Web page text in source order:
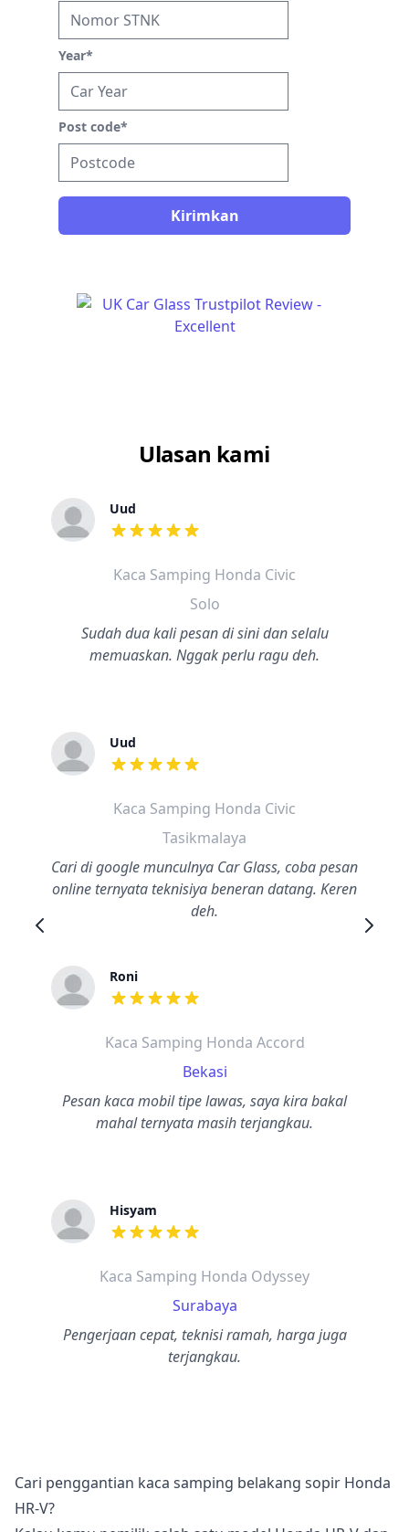
Year*
Post code*
Kirimkan
Ulasan kami
Uud
dari ulasan adalah bintang lima
Kaca Samping Honda Civic
Solo
Sudah dua kali pesan di sini dan selalu
memuaskan. Nggak perlu ragu deh.
Uud
dari ulasan adalah bintang lima
Kaca Samping Honda Civic
Tasikmalaya
Cari di google munculnya Car Glass, coba pesan
online ternyata teknisiya beneran datang. Keren
deh.
Roni
dari ulasan adalah bintang lima
Kaca Samping Honda Accord
Bekasi
Pesan kaca mobil tipe lawas, saya kira bakal
mahal ternyata masih terjangkau.
Hisyam
dari ulasan adalah bintang lima
Kaca Samping Honda Odyssey
Surabaya
Pengerjaan cepat, teknisi ramah, harga juga
terjangkau.
Cari penggantian kaca samping belakang sopir Honda
HR-V?